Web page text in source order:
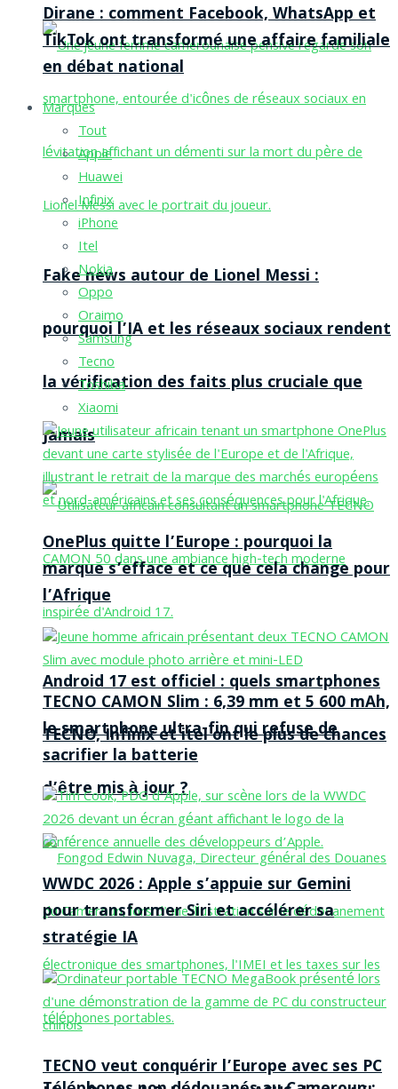
Fake news autour de Lionel Messi :
pourquoi l’IA et les réseaux sociaux rendent
la vérification des faits plus cruciale que
jamais
Android 17 est officiel : quels smartphones
TECNO, Infinix et itel ont le plus de chances
d’être mis à jour ?
Dirane : comment Facebook, WhatsApp et
TikTok ont transformé une affaire familiale
en débat national
Marques
Tout
Apple
Huawei
Infinix
iPhone
Itel
Nokia
Oppo
Oraimo
Samsung
Tecno
Toshiba
Xiaomi
OnePlus quitte l’Europe : pourquoi la
marque s’efface et ce que cela change pour
l’Afrique
TECNO CAMON Slim : 6,39 mm et 5 600 mAh,
le smartphone ultra-fin qui refuse de
sacrifier la batterie
WWDC 2026 : Apple s’appuie sur Gemini
pour transformer Siri et accélérer sa
stratégie IA
TECNO veut conquérir l’Europe avec ses PC